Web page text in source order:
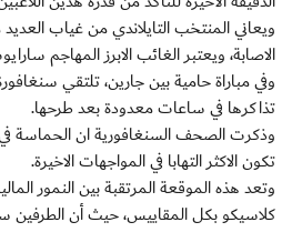
ويعاني المنتخب التايلاندي من غياب
الاصابة، ويعتبر الغائب الابرز المهاجم
وفي مباراة حامية بين جارين، تلتقي
تذاكرها في ساعات معدودة بعد طرحها.
وذكرت الصحف السنغافورية ان الحماسة في
تكون الاكثر التهابا في المواجهات الاخيرة.
وتعد هذه الموقعة المرتقبة بين النمور
كلاسيكو بكل المقاييس، حيث أن الطرفين